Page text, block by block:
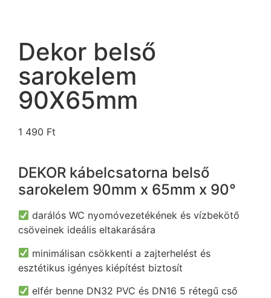
Dekor belső
sarokelem
90X65mm
1 490 Ft
DEKOR kábelcsatorna belső
sarokelem 90mm x 65mm x 90°
darálós WC nyomóvezetékének és vízbekötő
csöveinek ideális eltakarására
minimálisan csökkenti a zajterhelést és
esztétikus igényes kiépítést biztosít
elfér benne DN32 PVC és DN16 5 rétegű cső